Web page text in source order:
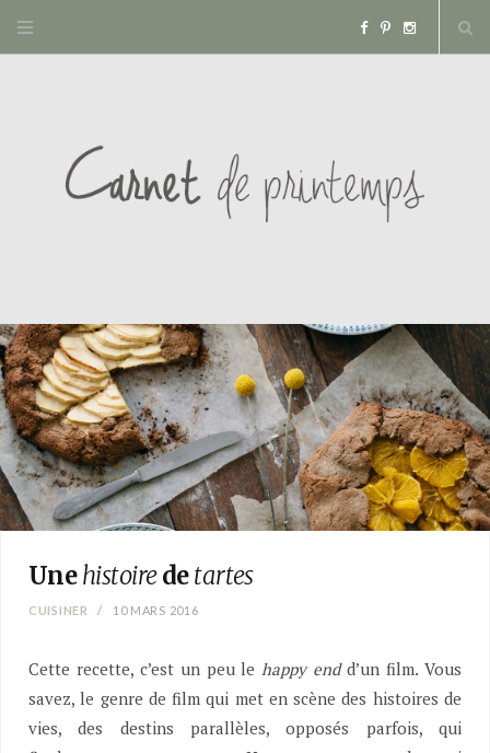
F
e
o
k
P
t
e
s
t
I
t
r
a
m
Unehistoiredetartes
CUISINER 10 MARS 2016
Cette recette, c’est un peu le happy endd’un film. Vous
savez, le genre de film qui met en scène des histoires de
vies, des destins parallèles, opposés parfois, qui